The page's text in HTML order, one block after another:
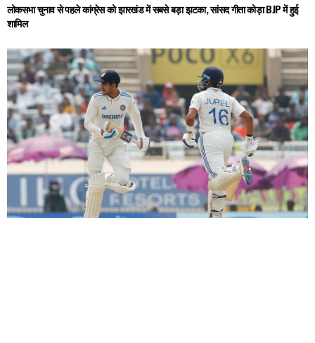
लोकसभा चुनाव से पहले कांग्रेस को झारखंड में सबसे बड़ा झटका, सांसद गीता कोड़ा BJP में हुई
शामिल